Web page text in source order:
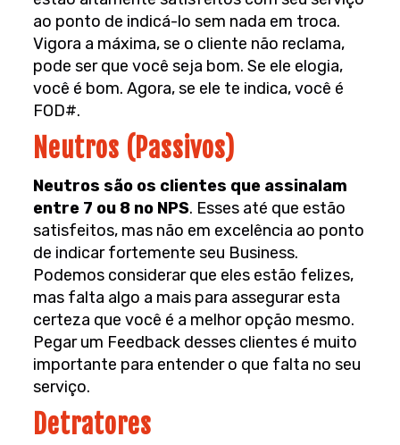
ao ponto de indicá-lo sem nada em troca.
Vigora a máxima, se o cliente não reclama,
pode ser que você seja bom. Se ele elogia,
você é bom. Agora, se ele te indica, você é
FOD#.
Neutros (Passivos)
Neutros são os clientes que assinalam
entre 7 ou 8 no NPS. Esses até que estão
satisfeitos, mas não em excelência ao ponto
de indicar fortemente seu Business.
Podemos considerar que eles estão felizes,
mas falta algo a mais para assegurar esta
certeza que você é a melhor opção mesmo.
Pegar um Feedback desses clientes é muito
importante para entender o que falta no seu
serviço.
Detratores